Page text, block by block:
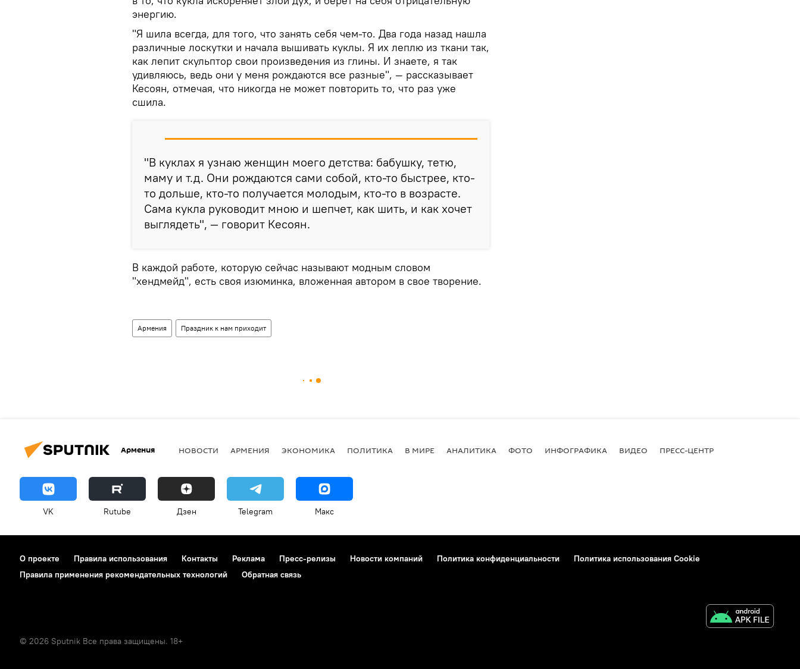
энергию.
"Я шила всегда, для того, что занять себя чем-то. Два года назад нашла
различные лоскутки и начала вышивать куклы. Я их леплю из ткани так,
как лепит скульптор свои произведения из глины. И знаете, я так
удивляюсь, ведь они у меня рождаются все разные", — рассказывает
Кесоян, отмечая, что никогда не может повторить то, что раз уже
сшила.
"В куклах я узнаю женщин моего детства: бабушку, тетю,
маму и т.д. Они рождаются сами собой, кто-то быстрее, кто-
то дольше, кто-то получается молодым, кто-то в возрасте.
Сама кукла руководит мною и шепчет, как шить, и как хочет
выглядеть", — говорит Кесоян.
В каждой работе, которую сейчас называют модным словом
"хендмейд", есть своя изюминка, вложенная автором в свое творение.
Армения Праздник к нам приходит
Армения НОВОСТИ АРМЕНИЯ ЭКОНОМИКА ПОЛИТИКА В МИРЕ АНАЛИТИКА ФОТО ИНФОГРАФИКА ВИДЕО ПРЕСС-ЦЕНТР
VK Rutube Дзен Telegram Макс
О проекте Правила использования Контакты Реклама Пресс-релизы Новости компаний Политика конфиденциальности
Политика использования Cookie
Правила применения рекомендательных технологий
Обратная связь
© 2026 Sputnik Все права защищены. 18+